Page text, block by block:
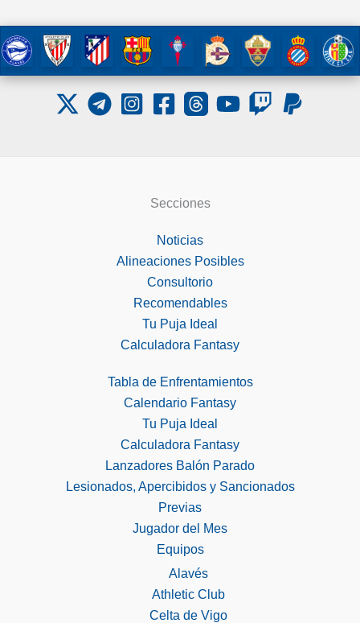
Secciones
Noticias
Alineaciones Posibles
Consultorio
Recomendables
Tu Puja Ideal
Calculadora Fantasy
Tabla de Enfrentamientos
Calendario Fantasy
Tu Puja Ideal
Calculadora Fantasy
Lanzadores Balón Parado
Lesionados, Apercibidos y Sancionados
Previas
Jugador del Mes
Equipos
Alavés
Athletic Club
Celta de Vigo